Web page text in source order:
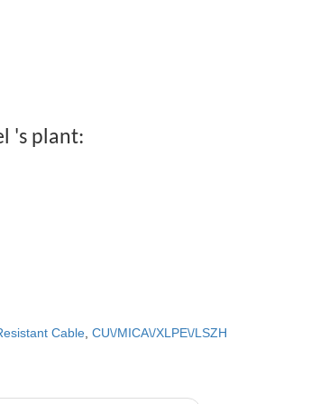
's plant:
Cable CU\/MICA\/XLPE\/LSZH